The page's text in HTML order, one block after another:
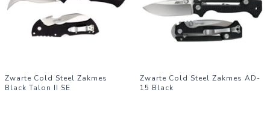
Zwarte Cold Steel Zakmes
Black Talon II SE
Zwarte Cold Steel Zakmes AD-
15 Black